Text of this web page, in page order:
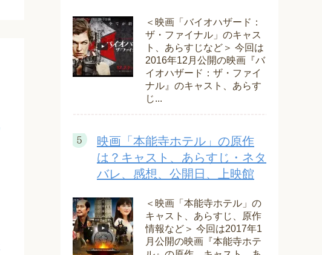
＜映画「バイオハザード：
ザ・ファイナル」のキャス
ト、あらすじなど＞ 今回は
2016年12月公開の映画『バ
イオハザード：ザ・ファイ
ナル』のキャスト、あらす
じ...
映画「本能寺ホテル」の原作
は？キャスト、あらすじ・ネタ
バレ、感想、公開日、上映館
＜映画「本能寺ホテル」の
キャスト、あらすじ、原作
情報など＞ 今回は2017年1
月公開の映画『本能寺ホテ